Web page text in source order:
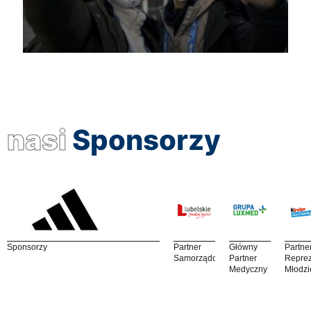
nasi Sponsorzy
Sponsorzy
Partner
Samorządowy
Główny
Partner
Medyczny